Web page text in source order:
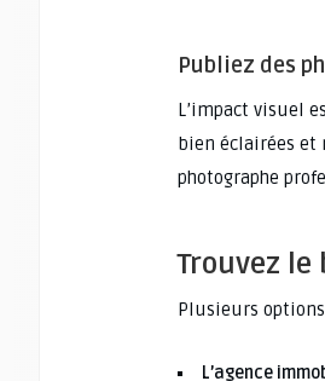
Publiez des
L’impact visuel
bien éclairées et
photographe
Trouvez
Plusieurs
L’agence